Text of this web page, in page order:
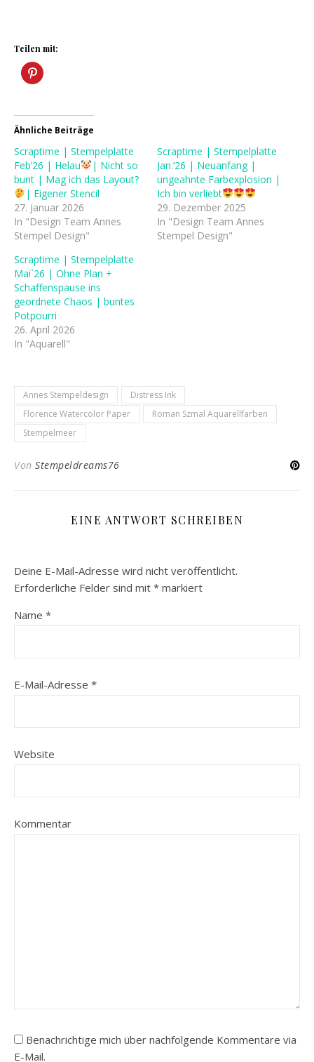
Teilen mit:
Ähnliche Beiträge
Scraptime | Stempelplatte
Feb’26 | Helau
​| Nicht so
bunt | Mag ich das Layout?
​| Eigener Stencil
27. Januar 2026
In "Design Team Annes
Stempel Design"
Scraptime | Stempelplatte
Jan.’26 | Neuanfang |
ungeahnte Farbexplosion |
Ich bin verliebt
29. Dezember 2025
In "Design Team Annes
Stempel Design"
Scraptime | Stempelplatte
Mai`26 | Ohne Plan +
Schaffenspause ins
geordnete Chaos | buntes
Potpourri
26. April 2026
In "Aquarell"
Annes Stempeldesign
Distress Ink
Florence Watercolor Paper
Roman Szmal Aquarellfarben
Stempelmeer
Von Stempeldreams76
EINE ANTWORT SCHREIBEN
Deine E-Mail-Adresse wird nicht veröffentlicht.
Erforderliche Felder sind mit * markiert
Name *
E-Mail-Adresse *
Website
Kommentar
Benachrichtige mich über nachfolgende Kommentare via
E-Mail.